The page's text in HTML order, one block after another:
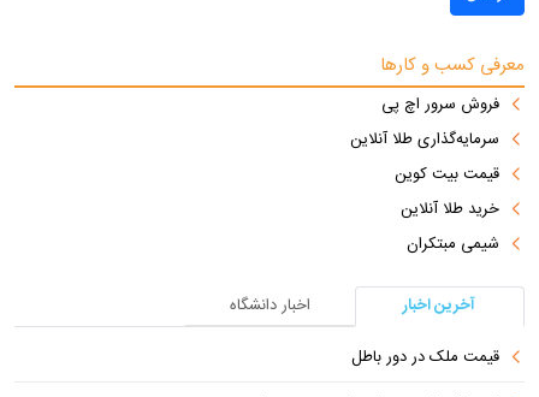
معرفی کسب و کارها
فروش سرور اچ پی
سرمایه‌گذاری طلا آنلاین
قیمت بیت کوین
خرید طلا آنلاین
شیمی مبتکران
آخرین اخبار
اخبار دانشگاه
قیمت ملک در دور باطل